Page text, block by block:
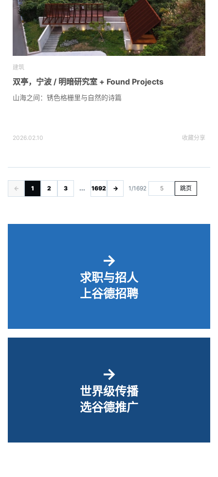
建筑
双亭，宁波 / 明暗研究室 + Found Projects
山海之间：锈色格栅里与自然的诗篇
2026.02.10 收藏分享
← 1 2 3 ... 1692 → 1/1692 跳页
→
求职与招人
上谷德招聘
→
世界级传播
选谷德推广